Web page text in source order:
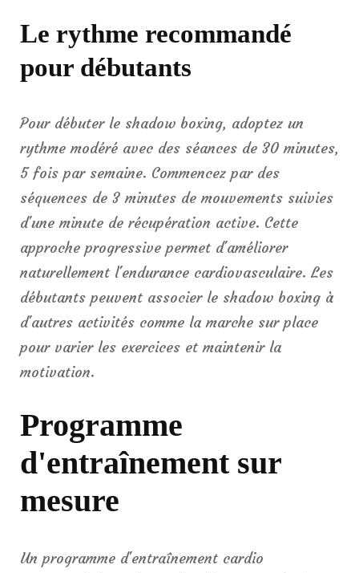
Le rythme recommandé
pour débutants
Pour débuter le shadow boxing, adoptez un
rythme modéré avec des séances de 30 minutes,
5 fois par semaine. Commencez par des
séquences de 3 minutes de mouvements suivies
d'une minute de récupération active. Cette
approche progressive permet d'améliorer
naturellement l'endurance cardiovasculaire. Les
débutants peuvent associer le shadow boxing à
d'autres activités comme la marche sur place
pour varier les exercices et maintenir la
motivation.
Programme
d'entraînement sur
mesure
Un programme d'entraînement cardio